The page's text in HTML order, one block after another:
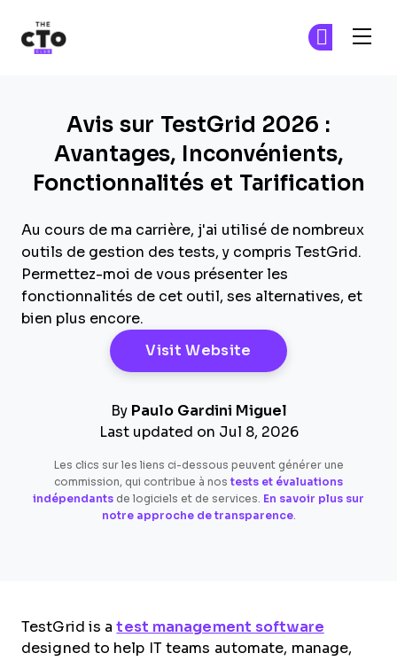
Avis sur TestGrid 2026 :
Avantages, Inconvénients,
Fonctionnalités et Tarification
Au cours de ma carrière, j'ai utilisé de nombreux
outils de gestion des tests, y compris TestGrid.
Permettez-moi de vous présenter les
fonctionnalités de cet outil, ses alternatives, et
bien plus encore.
Visit Website Opens New
By Paulo Gardini Miguel
Last updated on Jul 8, 2026
Les clics sur les liens ci-dessous peuvent générer une
commission, qui contribue à nos tests et évaluations
indépendants de logiciels et de services. En savoir plus sur
notre approche de transparence.
TestGrid is atest management software
designed to help IT teams automate, manage,